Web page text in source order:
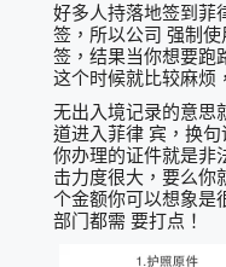
好多人持落地签到菲
签，所以公司 强制
签，结果当你想要跑
这个时候就比较麻烦
无出入境记录的意思
道进入菲律 宾，换
你办理的证件就是非
击力度很大，要么你
个金额你可以想象是
部门都需 要打点！